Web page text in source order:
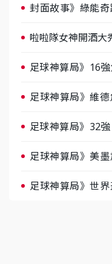
封面故事》綠能
啦啦隊女神開酒大
足球神算局》16
足球神算局》維
足球神算局》32
足球神算局》美
足球神算局》世